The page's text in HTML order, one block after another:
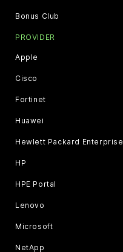
Bonus Club
PROVIDER
Apple
Cisco
Fortinet
Huawei
Hewlett Packard Enterprise
HP
HPE Portal
Lenovo
Microsoft
NetApp